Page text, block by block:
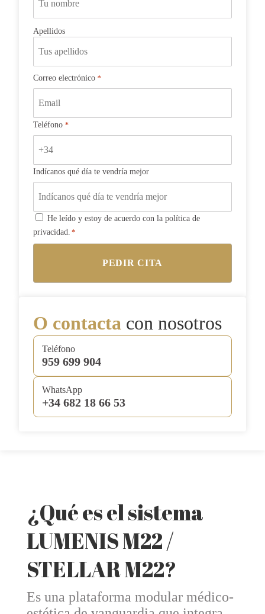
Apellidos
Correo electrónico *
Teléfono *
Indícanos qué día te vendría mejor
Consentimiento
*
He leído y estoy de acuerdo con la política de
privacidad. *
O contacta con nosotros
Teléfono
959 699 904
WhatsApp
+34 682 18 66 53
¿Qué es el sistema
LUMENIS M22 /
STELLAR M22?
Es una plataforma modular médico-